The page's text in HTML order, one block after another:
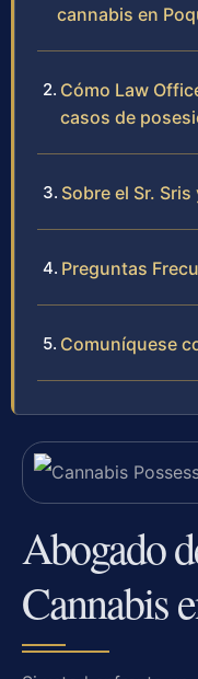
cannabis en
Cómo Law
casos de
Sobre el Sr.
Preguntas
Comuníquese
Abogado
Cannabis